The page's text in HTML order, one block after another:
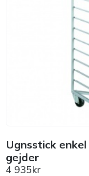
Stickvagnar &
Råvaruhantering &
Exponering &
Ugnsstick
gejder
4 935kr